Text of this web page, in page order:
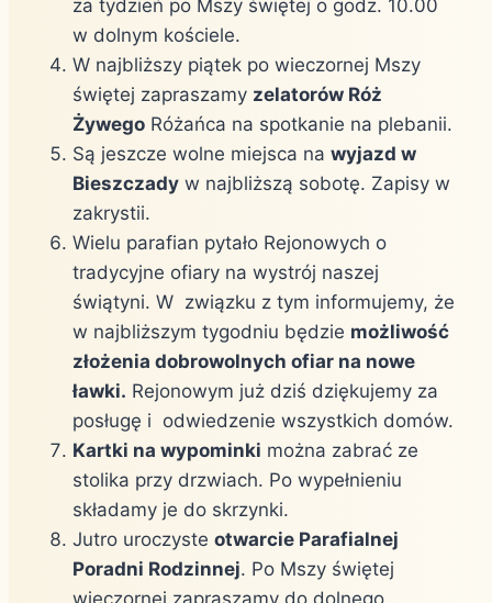
za tydzień po Mszy świętej o godz. 10.00
w dolnym kościele.
W najbliższy piątek po wieczornej Mszy
świętej zapraszamy zelatorów Róż
Żywego Różańca na spotkanie na plebanii.
Są jeszcze wolne miejsca na wyjazd w
Bieszczady w najbliższą sobotę. Zapisy w
zakrystii.
Wielu parafian pytało Rejonowych o
tradycyjne ofiary na wystrój naszej
świątyni. W związku z tym informujemy, że
w najbliższym tygodniu będzie możliwość
złożenia dobrowolnych ofiar na nowe
ławki. Rejonowym już dziś dziękujemy za
posługę i odwiedzenie wszystkich domów.
Kartki na wypominki można zabrać ze
stolika przy drzwiach. Po wypełnieniu
składamy je do skrzynki.
Jutro uroczyste otwarcie Parafialnej
Poradni Rodzinnej. Po Mszy świętej
wieczornej zapraszamy do dolnego